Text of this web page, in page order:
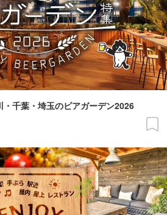
・千葉・埼玉のビアガーデン2026